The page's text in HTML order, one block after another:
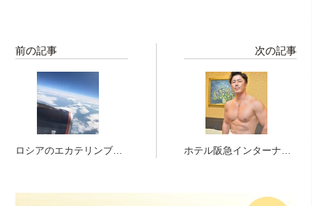
前の記事
ロシアのエカテリンブル
次の記事
ホテル阪急インターナシ